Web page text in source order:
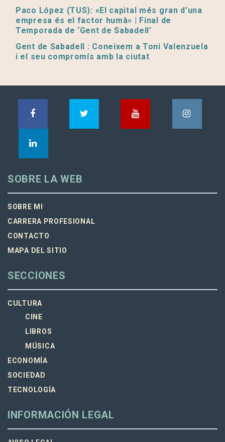
Paco López (TUS): «El capital més gran d’una
empresa és el factor humà» | Final de
Temporada de ‘Gent de Sabadell’
Gent de Sabadell : Coneixem a Toni Valenzuela
i el seu compromís amb la ciutat
SOBRE LA WEB
SOBRE MI
CARRERA PROFESIONAL
CONTACTO
MAPA DEL SITIO
SECCIONES
CULTURA
CINE
LIBROS
MÚSICA
ECONOMÍA
SOCIEDAD
TECNOLOGÍA
INFORMACIÓN LEGAL